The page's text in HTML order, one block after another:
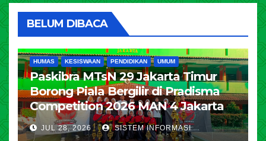
BELUM DIBACA
HUMAS KESISWAAN PENDIDIKAN UMUM
Paskibra MTsN 29 Jakarta Timur
Borong Piala Bergilir di Pradisma
Competition 2026 MAN 4 Jakarta
JUL 28, 2026 SISTEM INFORMASI